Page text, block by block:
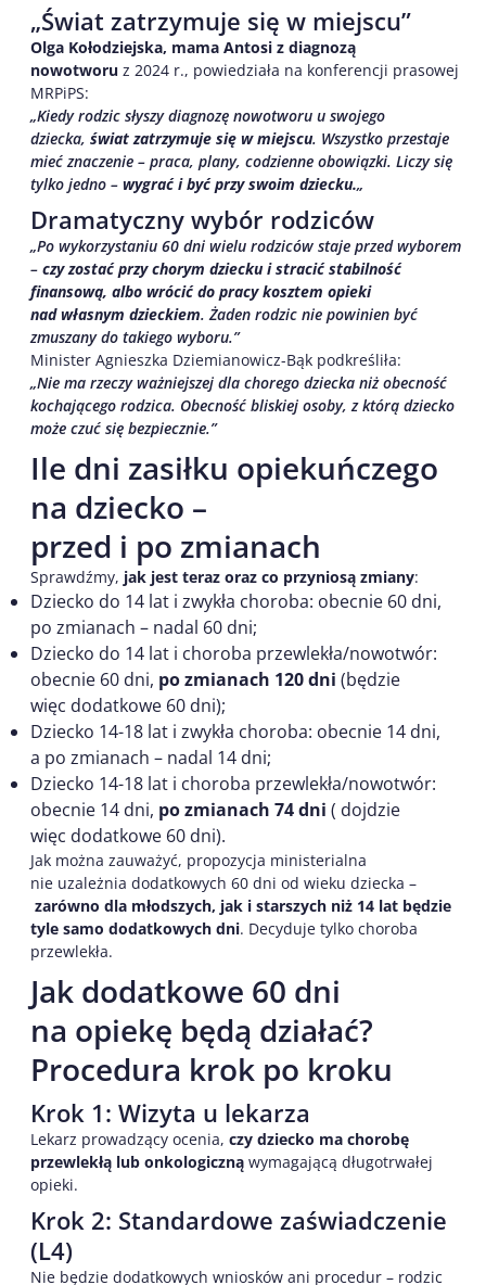
„Świat zatrzymuje się w miejscu”
Olga Kołodziejska, mama Antosi z diagnozą
nowotworu z 2024 r., powiedziała na konferencji prasowej
MRPiPS:
„Kiedy rodzic słyszy diagnozę nowotworu u swojego
dziecka, świat zatrzymuje się w miejscu. Wszystko przestaje
mieć znaczenie – praca, plany, codzienne obowiązki. Liczy się
tylko jedno – wygrać i być przy swoim dziecku.„
Dramatyczny wybór rodziców
„Po wykorzystaniu 60 dni wielu rodziców staje przed wyborem
– czy zostać przy chorym dziecku i stracić stabilność
finansową, albo wrócić do pracy kosztem opieki
nad własnym dzieckiem. Żaden rodzic nie powinien być
zmuszany do takiego wyboru.”
Minister Agnieszka Dziemianowicz-Bąk podkreśliła:
„Nie ma rzeczy ważniejszej dla chorego dziecka niż obecność
kochającego rodzica. Obecność bliskiej osoby, z którą dziecko
może czuć się bezpiecznie.”
Ile dni zasiłku opiekuńczego
na dziecko –
przed i po zmianach
Sprawdźmy, jak jest teraz oraz co przyniosą zmiany:
Dziecko do 14 lat i zwykła choroba: obecnie 60 dni,
po zmianach – nadal 60 dni;
Dziecko do 14 lat i choroba przewlekła/nowotwór:
obecnie 60 dni, po zmianach 120 dni (będzie
więc dodatkowe 60 dni);
Dziecko 14-18 lat i zwykła choroba: obecnie 14 dni,
a po zmianach – nadal 14 dni;
Dziecko 14-18 lat i choroba przewlekła/nowotwór:
obecnie 14 dni, po zmianach 74 dni ( dojdzie
więc dodatkowe 60 dni).
Jak można zauważyć, propozycja ministerialna
nie uzależnia dodatkowych 60 dni od wieku dziecka –
zarówno dla młodszych, jak i starszych niż 14 lat będzie
tyle samo dodatkowych dni. Decyduje tylko choroba
przewlekła.
Jak dodatkowe 60 dni
na opiekę będą działać?
Procedura krok po kroku
Krok 1: Wizyta u lekarza
Lekarz prowadzący ocenia, czy dziecko ma chorobę
przewlekłą lub onkologiczną wymagającą długotrwałej
opieki.
Krok 2: Standardowe zaświadczenie
(L4)
Nie będzie dodatkowych wniosków ani procedur – rodzic